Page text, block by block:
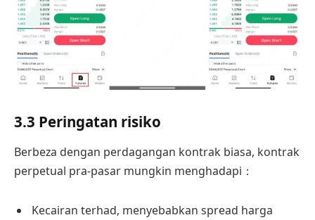
3.3 Peringatan risiko
Berbeza dengan perdagangan kontrak biasa, kontrak
perpetual pra-pasar mungkin menghadapi：
Kecairan terhad, menyebabkan spread harga